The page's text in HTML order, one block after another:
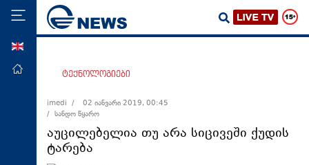
მთავარი
ეკონომიკა
მსოფლიო
ტექნოლოგიები
imedi /
02 იანვარი 2019, 00:45
/ სანდო წყარო
აუცილებელია თუ არა სიცივეში ქუდის
ტარება